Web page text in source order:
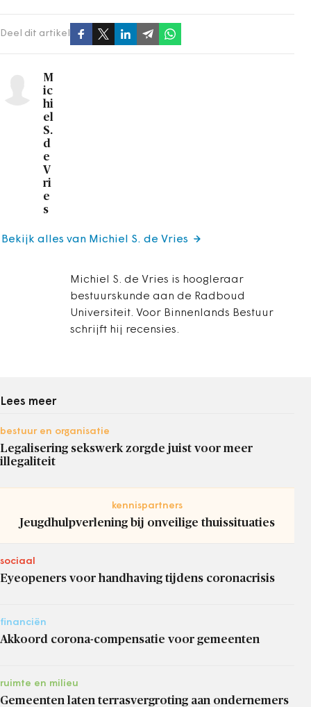
Deel dit artikel
M
ic
hi
el
S.
d
e
V
ri
e
s
Michiel S. de Vries is hoogleraar
bestuurskunde aan de Radboud
Universiteit. Voor Binnenlands Bestuur
schrijft hij recensies.
Bekijk alles van Michiel S. de Vries
Lees meer
bestuur en organisatie
Legalisering sekswerk zorgde juist voor meer
illegaliteit
kennispartners
Jeugdhulpverlening bij onveilige thuissituaties
sociaal
Eyeopeners voor handhaving tijdens coronacrisis
financiën
Akkoord corona-compensatie voor gemeenten
ruimte en milieu
Gemeenten laten terrasvergroting aan ondernemers